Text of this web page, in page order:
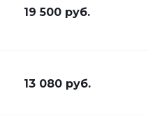
19 500 руб.
13 080 руб.